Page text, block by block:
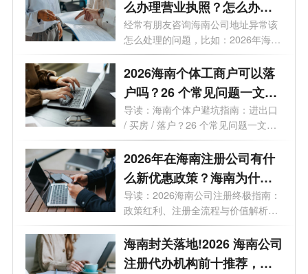
么办理营业执照？怎么办理
变更业务？
经常有朋友咨询海南公司地址异常该
怎么处理的问题，比如：2026年海南
公司...
2026海南个体工商户可以落
户吗？26 个常见问题一文读
懂
导读：海南个体户避坑指南：进出口
/ 买房 / 落户？26 个常见问题一文读
懂最...
2026年在海南注册公司有什
么新优惠政策？海南为什么
是块宝地？
导读：2026海南公司注册终极指南：
政策红利、注册全流程与价值解析。
2026年...
海南封关落地!2026 海南公司
注册代办机构前十推荐，海